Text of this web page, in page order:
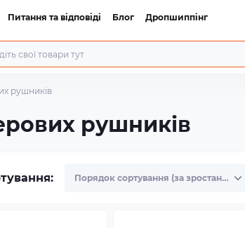
Питання та відповіді Блог Дропшиппінг
рушників
рушників